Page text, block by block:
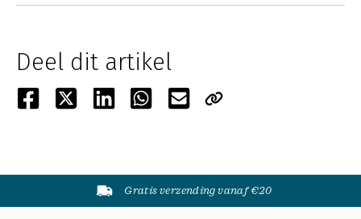
Deel dit artikel
Gratis verzending vanaf €20